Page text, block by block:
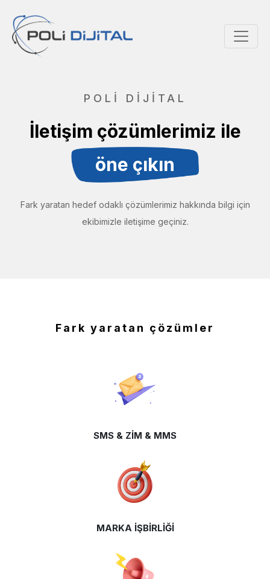
POLI DIJITAL
İletişim çözümlerimiz ile
öne çıkın
Fark yaratan hedef odaklı çözümlerimiz hakkında bilgi için
ekibimizle iletişime geçiniz.
Fark yaratan çözümler
SMS & ZİM & MMS
MARKA İŞBİRLİĞİ